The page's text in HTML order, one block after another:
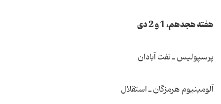
هفته هجدهم، 1 و 2 دی
پرسپولیس ـ نفت آبادان
آلومینیوم هرمزگان ـ استقلال